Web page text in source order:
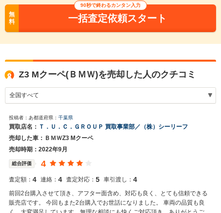
無
料
90秒で終わるカンタン入力
一括査定依頼スタート
Z3 Mクーペ(ＢＭＷ)を売却した人のクチコミ
投稿者：あ都道府県： 千葉県
買取店名： Ｔ．Ｕ．Ｃ．ＧＲＯＵＰ 買取事業部／（株）シーリーフ
売却した車：ＢＭＷZ3 Mクーペ
売却時期：2022年9月
総合評価 4
査定額： 4 連絡： 4 査定対応： 5 車引渡し： 4
前回2台購入させて頂き、アフター面含め、対応も良く、とても信頼できる
販売店です。 今回もまた2台購入でお世話になりました。 車両の品質も良